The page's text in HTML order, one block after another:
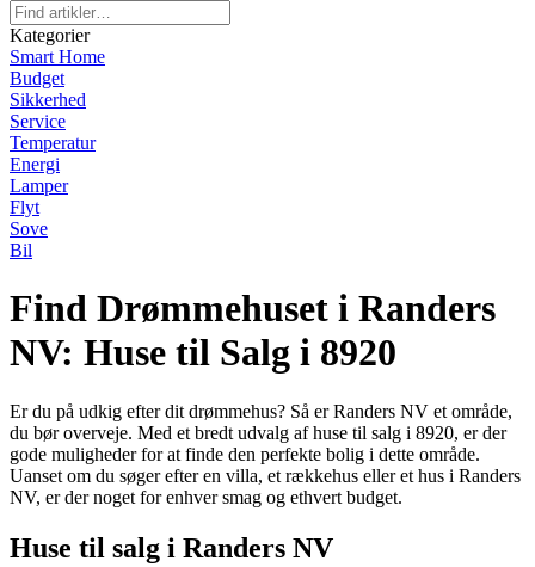
Kategorier
Smart Home
Budget
Sikkerhed
Service
Temperatur
Energi
Lamper
Flyt
Sove
Bil
Find Drømmehuset i Randers
NV: Huse til Salg i 8920
Er du på udkig efter dit drømmehus? Så er Randers NV et område,
du bør overveje. Med et bredt udvalg af huse til salg i 8920, er der
gode muligheder for at finde den perfekte bolig i dette område.
Uanset om du søger efter en villa, et rækkehus eller et hus i Randers
NV, er der noget for enhver smag og ethvert budget.
Huse til salg i Randers NV